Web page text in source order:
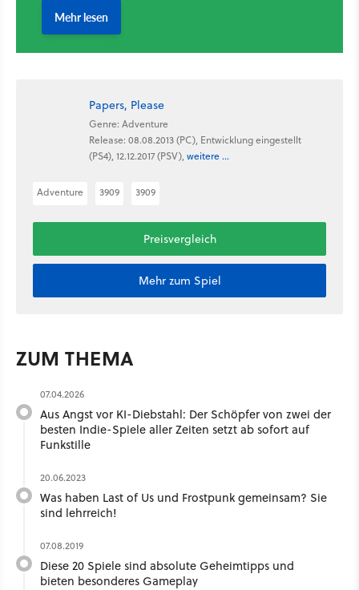
Papers, Please
Genre: Adventure
Release: 08.08.2013 (PC), Entwicklung eingestellt
(PS4), 12.12.2017 (PSV), weitere ...
Adventure 3909 3909
Preisvergleich
Mehr zum Spiel
ZUM THEMA
07.04.2026
Aus Angst vor KI-Diebstahl: Der Schöpfer von zwei der
besten Indie-Spiele aller Zeiten setzt ab sofort auf
Funkstille
20.06.2023
Was haben Last of Us und Frostpunk gemeinsam? Sie
sind lehrreich!
07.08.2019
Diese 20 Spiele sind absolute Geheimtipps und
bieten besonderes Gameplay